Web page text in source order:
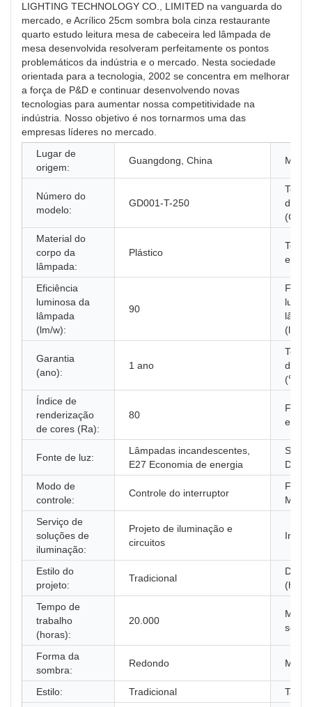
LIGHTING TECHNOLOGY CO., LIMITED na vanguarda do
mercado, e Acrílico 25cm sombra bola cinza restaurante
quarto estudo leitura mesa de cabeceira led lâmpada de
mesa desenvolvida resolveram perfeitamente os pontos
problemáticos da indústria e o mercado. Nesta sociedade
orientada para a tecnologia, 2002 se concentra em melhorar
a força de P&D e continuar desenvolvendo novas
tecnologias para aumentar nossa competitividade na
indústria. Nosso objetivo é nos tornarmos uma das
empresas líderes no mercado.
Lugar de
origem:
Guangdong, China
Número do
modelo:
GD001-T-250
de cor
Material do
corpo da
lâmpada:
Plástico
Eficiência
luminosa da
lâmpada
(lm/w):
90
Fluxo
(lm):
Garantia
(ano):
1 ano
de
(℃):
Índice de
renderização
de cores (Ra):
80
Fonte de luz:
Lâmpadas incandescentes,
E27 Economia de energia
Modo de
controle:
Controle do interruptor
Serviço de
soluções de
iluminação:
Projeto de iluminação e
circuitos
Estilo do
projeto:
Tradicional
Tempo de
trabalho
(horas):
20.000
Forma da
sombra:
Redondo
Estilo: Tradicional